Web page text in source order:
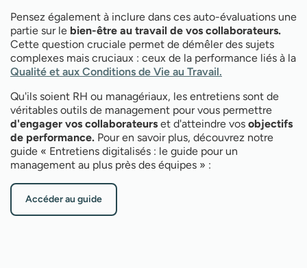
Pensez également à inclure dans ces auto-évaluations une
partie sur le bien-être au travail de vos collaborateurs.
Cette question cruciale permet de démêler des sujets
complexes mais cruciaux : ceux de la performance liés à la
Qualité et aux Conditions de Vie au Travail.
Qu'ils soient RH ou managériaux, les entretiens sont de
véritables outils de management pour vous permettre
d'engager vos collaborateurs et d'atteindre vos objectifs
de performance. Pour en savoir plus, découvrez notre
guide « Entretiens digitalisés : le guide pour un
management au plus près des équipes » :
Accéder au guide